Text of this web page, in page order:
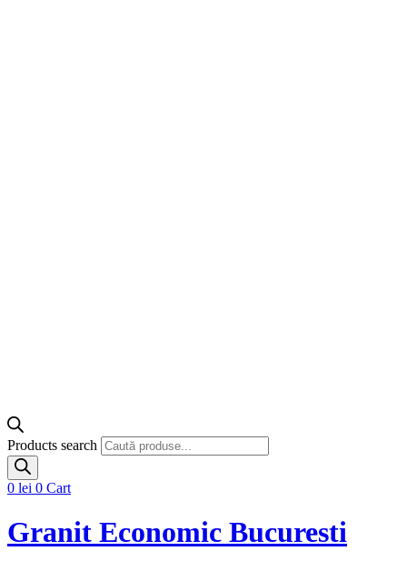
Products search
0 lei 0 Cart
Granit Economic Bucuresti